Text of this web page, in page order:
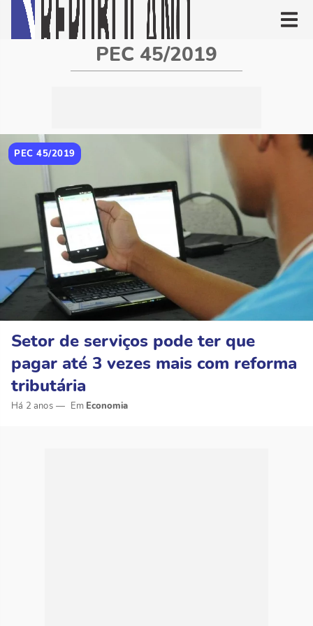
PEC 45/2019
PEC 45/2019
Setor de serviços pode ter que
pagar até 3 vezes mais com reforma
tributária
Há 2 anos Economia